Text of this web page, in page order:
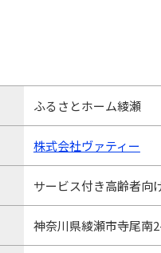
ふるさとホーム綾瀬
株式会社ヴァティー
サービス付き高齢者向
神奈川県綾瀬市寺尾南